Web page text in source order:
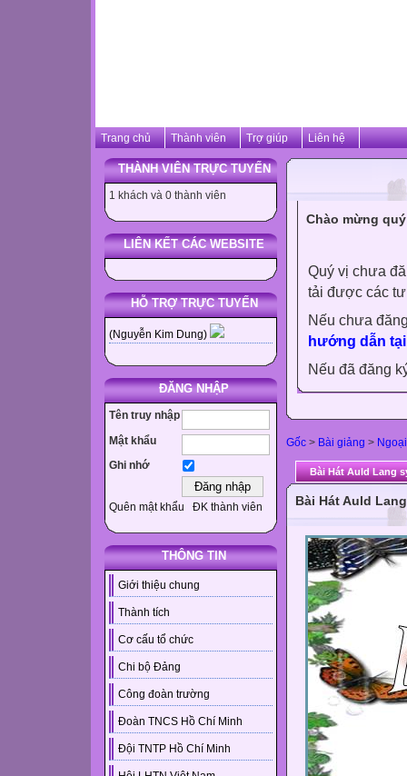
Trang chủ Thành viên Trợ giúp Liên hệ
THÀNH VIÊN TRỰC TUYẾN
1 khách và 0 thành viên
LIÊN KẾT CÁC WEBSITE
HỖ TRỢ TRỰC TUYẾN
(Nguyễn Kim Dung)
ĐĂNG NHẬP
Tên truy nhập
Mật khẩu
Ghi nhớ
Quên mật khẩu ĐK thành viên
THÔNG TIN
Giới thiệu chung
Thành tích
Cơ cấu tổ chức
Chi bộ Đảng
Công đoàn trường
Đoàn TNCS Hồ Chí Minh
Đội TNTP Hồ Chí Minh
Chào mừng
Quý vị chưa
tải được các
Nếu chưa
hướng dẫn
Nếu đã đăng
Gốc > Bài giảng >
Bài Hát Auld Lang
Bài Hát Auld